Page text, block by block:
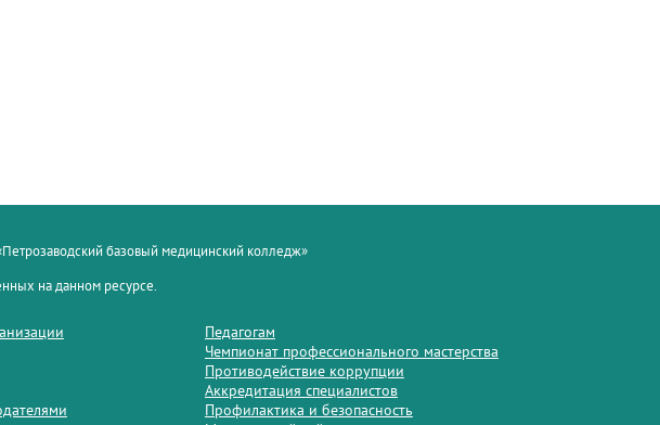
базовый медицинский колледж»
на данном ресурсе.
Педагогам
Чемпионат профессионального мастерства
Противодействие коррупции
Аккредитация специалистов
Профилактика и безопасность